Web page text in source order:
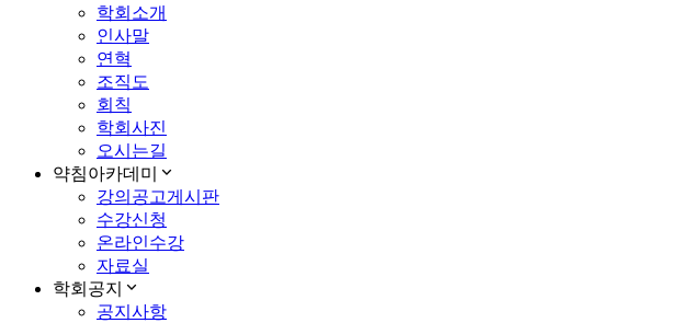
학회소개
인사말
연혁
조직도
회칙
학회사진
오시는길
약침아카데미
강의공고게시판
수강신청
온라인수강
자료실
학회공지
공지사항